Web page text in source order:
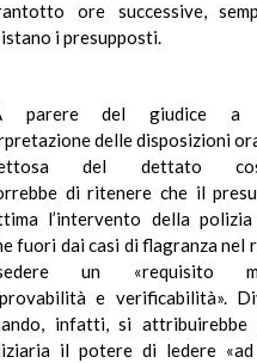
ore successive,
i presupposti.
parere del giudice a
delle disposizioni
del dettato
di ritenere che il
l’intervento della polizia
fuori dai casi di flagranza nel
un «requisito
e verificabilità».
infatti, si attribuirebbe
il potere di ledere